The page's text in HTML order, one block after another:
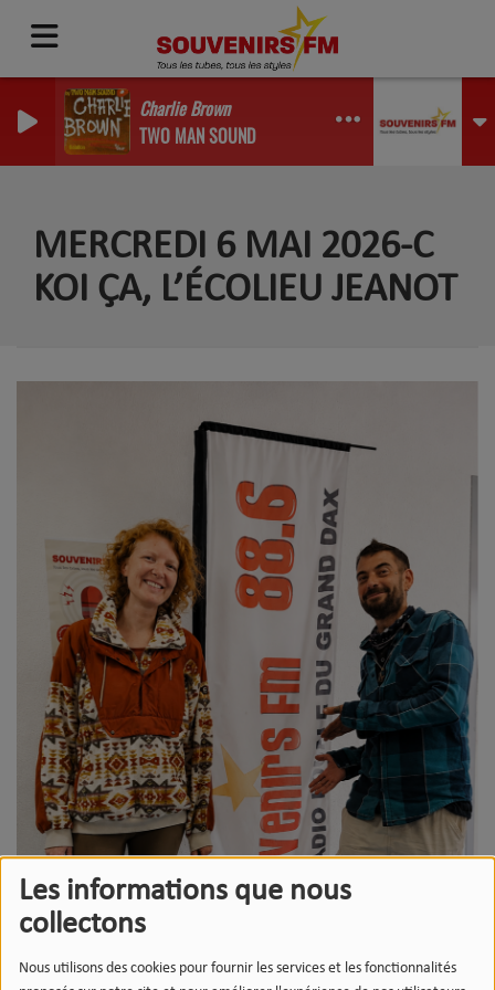
Les informations que nous
collectons
Nous utilisons des cookies pour fournir les services et les fonctionnalités
Charlie Brown
TWO MAN SOUND
MERCREDI 6 MAI 2026-C
KOI ÇA, L’ÉCOLIEU JEANOT